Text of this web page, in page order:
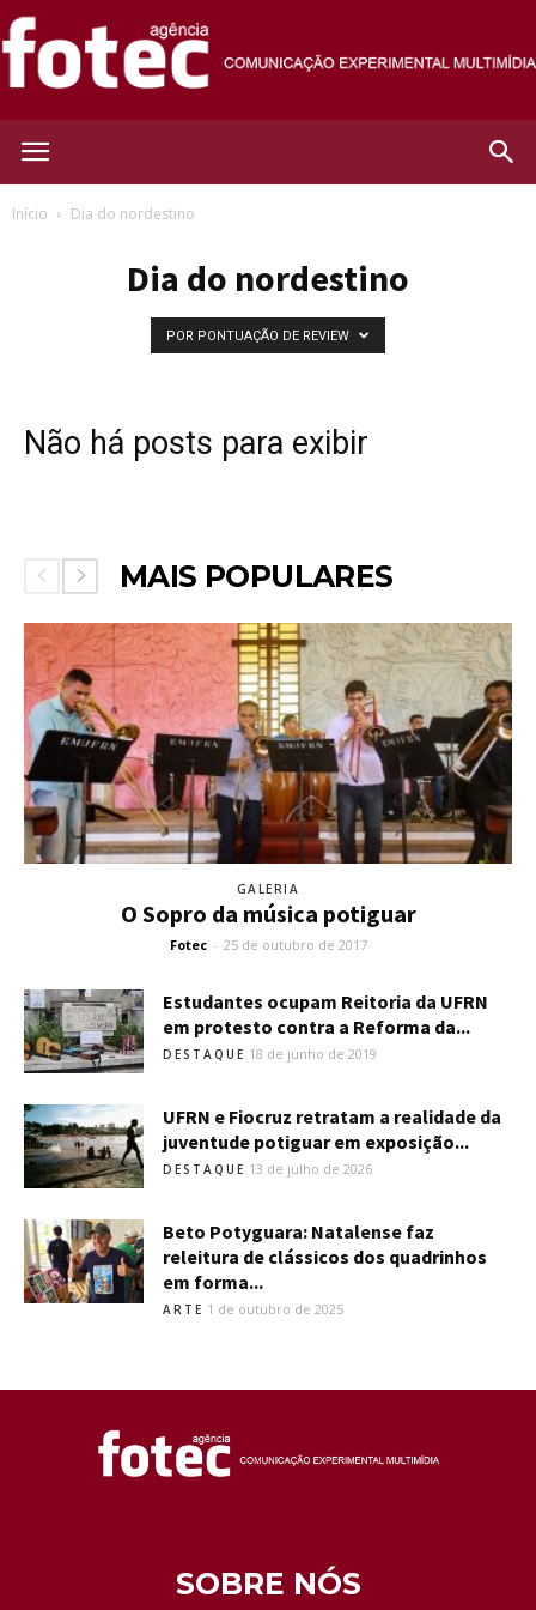
Fotec
Início Dia do nordestino
Dia do nordestino
POR PONTUAÇÃO DE REVIEW
Não há posts para exibir
MAIS POPULARES
GALERIA
O Sopro da música potiguar
Fotec - 25 de outubro de 2017
Estudantes ocupam Reitoria da UFRN
em protesto contra a Reforma da...
DESTAQUE 18 de junho de 2019
UFRN e Fiocruz retratam a realidade da
juventude potiguar em exposição...
DESTAQUE 13 de julho de 2026
Beto Potyguara: Natalense faz
releitura de clássicos dos quadrinhos
em forma...
ARTE 1 de outubro de 2025
SOBRE NÓS